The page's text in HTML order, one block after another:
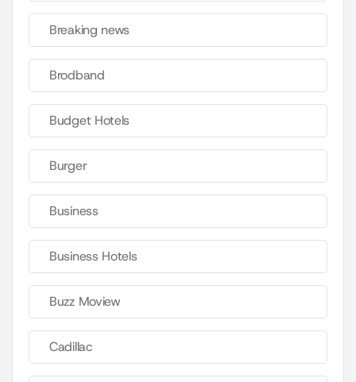
Breaking news
Brodband
Budget Hotels
Burger
Business
Business Hotels
Buzz Moview
Cadillac